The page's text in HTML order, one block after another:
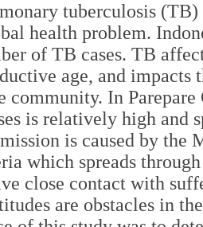
tuberculosis (TB)
health problem.
of TB cases. TB
age, and
In Parepare
is relatively high and
is caused by the
which spreads
close contact with
are obstacles in